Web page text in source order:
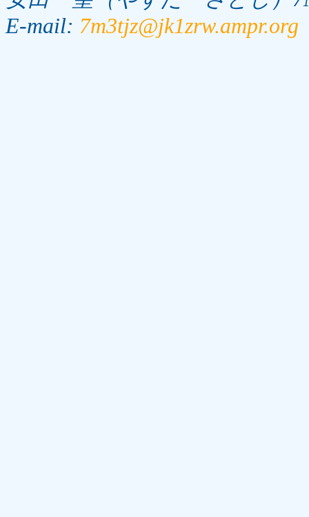
E-mail: 7m3tjz@jk1zrw.ampr.org